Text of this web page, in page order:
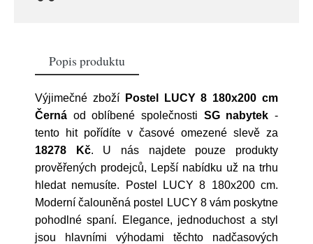
Popis produktu
Výjimečné zboží
Postel LUCY 8 180x200 cm
Černá od oblíbené společnosti SG nabytek -
tento hit pořídíte v časové omezené slevě za
18278 Kč. U nás najdete pouze produkty
prověřených prodejců, Lepší nabídku už na trhu
hledat nemusíte. Postel LUCY 8 180x200 cm.
Moderní čalouněná postel LUCY 8 vám poskytne
pohodlné spaní. Elegance, jednoduchost a styl
jsou hlavními výhodami těchto nadčasových